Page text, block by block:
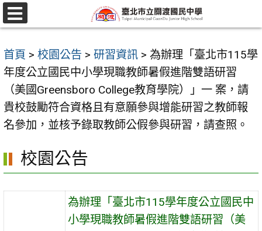
跳
至
要
內
區
選
單
首頁 > 校園公告 > 研習資訊 > 為辦理「臺北市115學
年度公立國民中小學現職教師暑假進階雙語研習
（美國Greensboro College教育學院）」一 案，請
貴校鼓勵符合資格且有意願參與增能研習之教師報
名參加，並核予錄取教師公假參與研習，請查照。
校園公告
為辦理「臺北市115學年度公立國民中
小學現職教師暑假進階雙語研習（美